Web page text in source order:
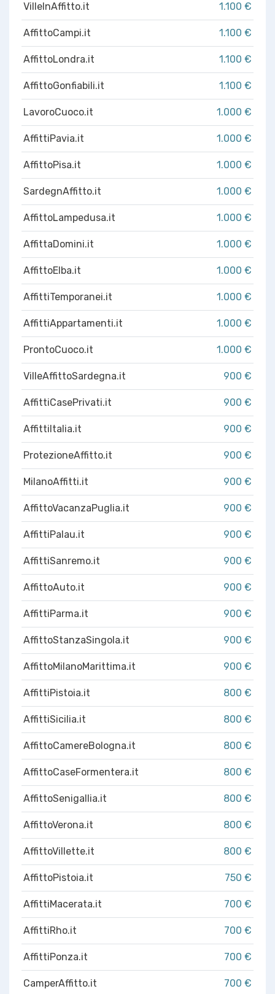
VilleInAffitto.it 1.100 €
AffittoCampi.it 1.100 €
AffittoLondra.it 1.100 €
AffittoGonfiabili.it 1.100 €
LavoroCuoco.it 1.000 €
AffittiPavia.it 1.000 €
AffittoPisa.it 1.000 €
SardegnAffitto.it 1.000 €
AffittoLampedusa.it 1.000 €
AffittaDomini.it 1.000 €
AffittoElba.it 1.000 €
AffittiTemporanei.it 1.000 €
AffittiAppartamenti.it 1.000 €
ProntoCuoco.it 1.000 €
VilleAffittoSardegna.it 900 €
AffittiCasePrivati.it 900 €
AffittiItalia.it 900 €
ProtezioneAffitto.it 900 €
MilanoAffitti.it 900 €
AffittoVacanzaPuglia.it 900 €
AffittiPalau.it 900 €
AffittiSanremo.it 900 €
AffittoAuto.it 900 €
AffittiParma.it 900 €
AffittoStanzaSingola.it 900 €
AffittoMilanoMarittima.it 900 €
AffittiPistoia.it 800 €
AffittiSicilia.it 800 €
AffittoCamereBologna.it 800 €
AffittoCaseFormentera.it 800 €
AffittoSenigallia.it 800 €
AffittoVerona.it 800 €
AffittoVillette.it 800 €
AffittoPistoia.it 750 €
AffittiMacerata.it 700 €
AffittiRho.it 700 €
AffittiPonza.it 700 €
CamperAffitto.it 700 €